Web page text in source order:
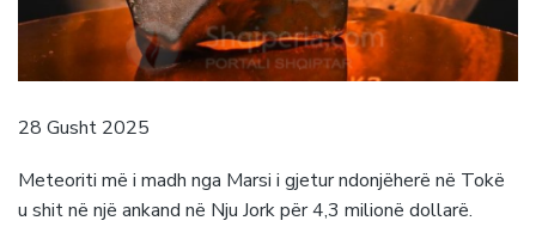
28 Gusht 2025
Meteoriti më i madh nga Marsi i gjetur ndonjëherë në Tokë
u shit në një ankand në Nju Jork për 4,3 milionë dollarë.